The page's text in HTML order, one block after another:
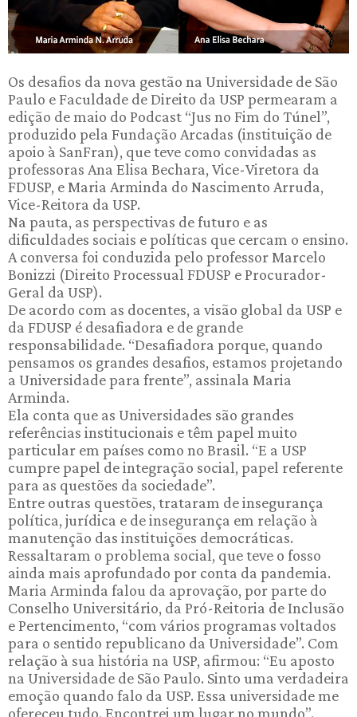
Os desafios da nova gestão na Universidade de São
Paulo e Faculdade de Direito da USP permearam a
edição de maio do Podcast “Jus no Fim do Túnel”,
produzido pela Fundação Arcadas (instituição de
apoio à SanFran), que teve como convidadas as
professoras Ana Elisa Bechara, Vice-Viretora da
FDUSP, e Maria Arminda do Nascimento Arruda,
Vice-Reitora da USP.
Na pauta, as perspectivas de futuro e as
dificuldades sociais e políticas que cercam o ensino.
A conversa foi conduzida pelo professor Marcelo
Bonizzi (Direito Processual FDUSP e Procurador-
Geral da USP).
De acordo com as docentes, a visão global da USP e
da FDUSP é desafiadora e de grande
responsabilidade. “Desafiadora porque, quando
pensamos os grandes desafios, estamos projetando
a Universidade para frente”, assinala Maria
Arminda.
Ela conta que as Universidades são grandes
referências institucionais e têm papel muito
particular em países como no Brasil. “E a USP
cumpre papel de integração social, papel referente
para as questões da sociedade”.
Entre outras questões, trataram de insegurança
política, jurídica e de insegurança em relação à
manutenção das instituições democráticas.
Ressaltaram o problema social, que teve o fosso
ainda mais aprofundado por conta da pandemia.
Maria Arminda falou da aprovação, por parte do
Conselho Universitário, da Pró-Reitoria de Inclusão
e Pertencimento, “com vários programas voltados
para o sentido republicano da Universidade”. Com
relação à sua história na USP, afirmou: “Eu aposto
na Universidade de São Paulo. Sinto uma verdadeira
emoção quando falo da USP. Essa universidade me
ofereceu tudo. Encontrei um lugar no mundo”.